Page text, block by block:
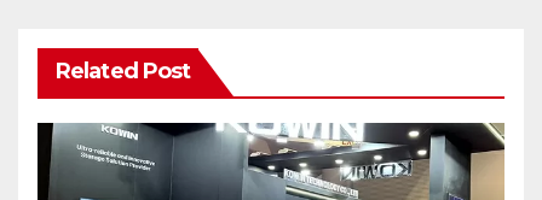
ー
シ
ョ
Related Post